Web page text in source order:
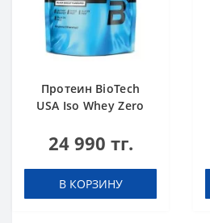
Протеин BioTech
USA Iso Whey Zero
454 g
24 990 тг.
В КОРЗИНУ